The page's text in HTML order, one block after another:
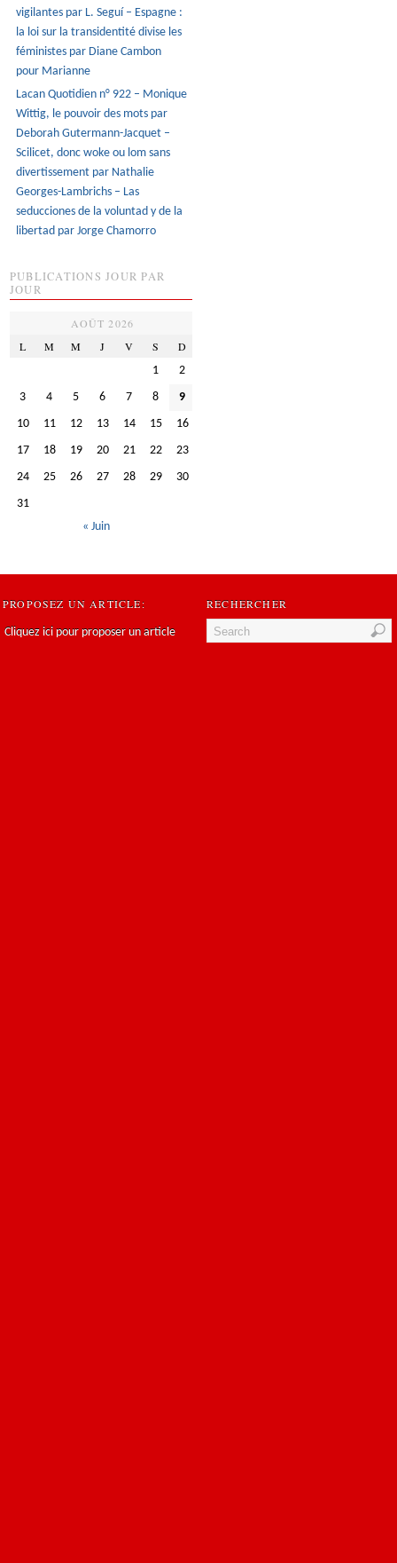
vigilantes par L. Seguí – Espagne :
la loi sur la transidentité divise les
féministes par Diane Cambon
pour Marianne
Lacan Quotidien n° 922 – Monique
Wittig, le pouvoir des mots par
Deborah Gutermann-Jacquet –
Scilicet, donc woke ou lom sans
divertissement par Nathalie
Georges-Lambrichs – Las
seducciones de la voluntad y de la
libertad par Jorge Chamorro
PUBLICATIONS JOUR PAR
JOUR
AOÛT 2026
L
M M J V S D
1
2
3
4 5 6 7 8
9
10
11 12 13 14 15
16
17
18 19 20 21 22
23
24
25 26 27 28 29
30
31
« Juin
PROPOSEZ UN ARTICLE:
Cliquez ici pour proposer un article
RECHERCHER